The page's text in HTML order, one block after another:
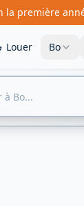
première
Louer Bo